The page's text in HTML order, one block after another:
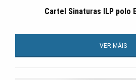
Cartel Sinaturas ILP polo
VER MÁIS